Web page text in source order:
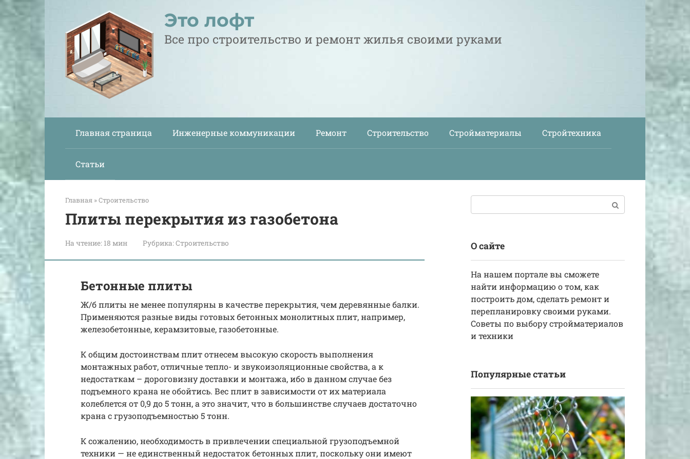
к
контенту
Это лофт
Все про строительство и ремонт жилья своими руками
Главная страница Инженерные коммуникации Ремонт Строительство Стройматериалы Стройтехника
Статьи
Главная »Строительство
Плиты перекрытия из газобетона
На чтение: 18 мин Рубрика:Строительство
Бетонные плиты
Ж/б плиты не менее популярны в качестве перекрытия, чем деревянные балки.
Применяются разные виды готовых бетонных монолитных плит, например,
железобетонные, керамзитовые, газобетонные.
К общим достоинствам плит отнесем высокую скорость выполнения
монтажных работ, отличные тепло- и звукоизоляционные свойства, а к
недостаткам – дороговизну доставки и монтажа, ибо в данном случае без
подъемного крана не обойтись. Вес плит в зависимости от их материала
колеблется от 0,9 до 5 тонн, а это значит, что в большинстве случаев достаточно
крана с грузоподъемностью 5 тонн.
К сожалению, необходимость в привлечении специальной грузоподъемной
техники — не единственный недостаток бетонных плит, поскольку они имеют
О сайте
На нашем портале вы сможете
найти информацию о том, как
построить дом, сделать ремонт и
перепланировку своими руками.
Советы по выбору стройматериалов
и техники
Популярные статьи